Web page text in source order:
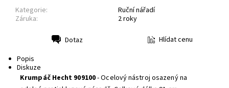
Kategorie:
Ruční nářadí
Záruka:
2 roky
Dotaz
Hlídat cenu
Popis
Diskuze
Krumpáč Hecht 909100- Ocelový nástroj osazený na